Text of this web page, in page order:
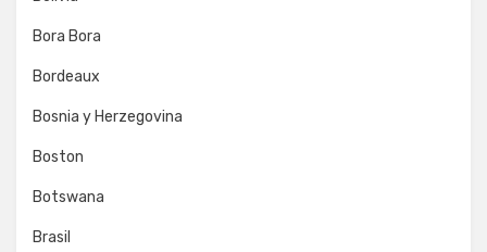
Bora Bora
Bordeaux
Bosnia y Herzegovina
Boston
Botswana
Brasil